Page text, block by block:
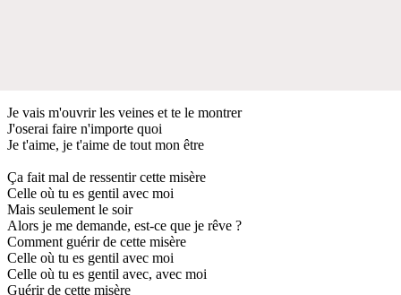
Je vais m'ouvrir les veines et te le montrer
J'oserai faire n'importe quoi
Je t'aime, je t'aime de tout mon être
Ça fait mal de ressentir cette misère
Celle où tu es gentil avec moi
Mais seulement le soir
Alors je me demande, est-ce que je rêve ?
Comment guérir de cette misère
Celle où tu es gentil avec moi
Celle où tu es gentil avec, avec moi
Guérir de cette misère